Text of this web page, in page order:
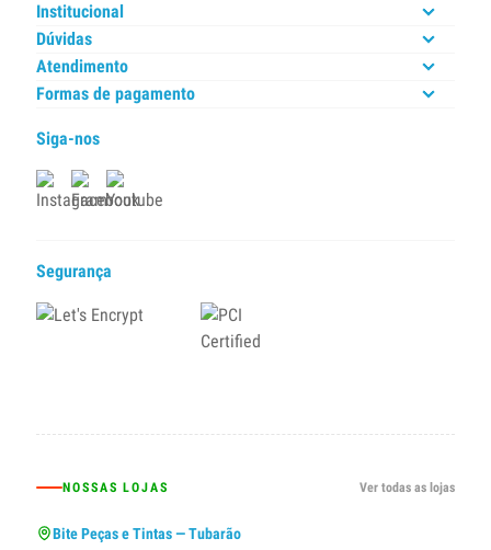
Institucional
Dúvidas
Atendimento
Formas de pagamento
Siga-nos
Segurança
NOSSAS LOJAS Ver todas as lojas
Bite Peças e Tintas — Tubarão